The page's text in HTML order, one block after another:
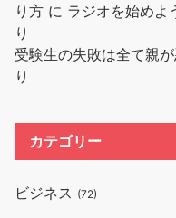
り方 に ラジオを始めよ
り
受験生の失敗は全て親が
り
カテゴリー
ビジネス (72)